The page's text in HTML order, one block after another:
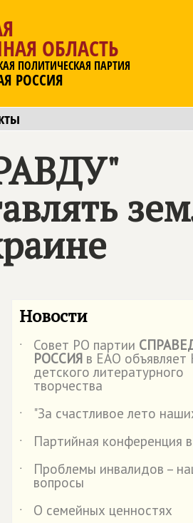
ОБЛАСТЬ
ПОЛИТИЧЕСКАЯ ПАРТИЯ
РОССИЯ
"
Новости
˙ Совет РО партии
РОССИЯ в ЕАО объявляет
детского литературного
творчества
˙
"За счастливое лето
˙
Партийная конференция
˙
Проблемы инвалидов –
вопросы
˙
О семейных ценностях